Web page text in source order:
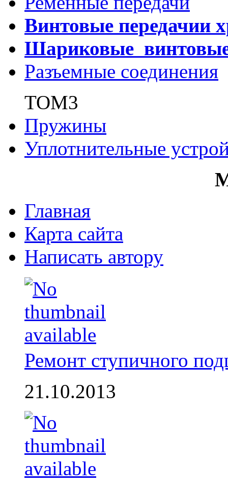
Винтовые передачии
Шариковые
Разъемные соединения
ТОМ3
Пружины
Уплотнительные
Главная
Карта сайта
Написать автору
Ремонт ступичного
21.10.2013